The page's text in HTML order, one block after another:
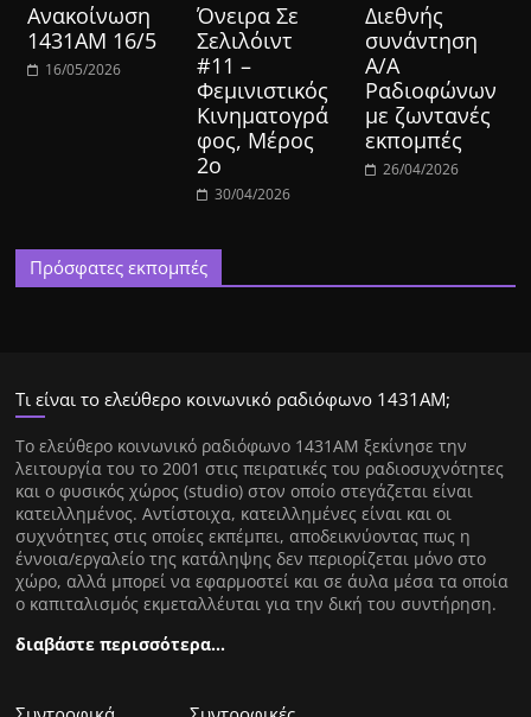
Ανακοίνωση
1431ΑΜ 16/5
16/05/2026
Όνειρα Σε
Σελιλόιντ
#11 –
Φεμινιστικός
Κινηματογρά
φος, Μέρος
2ο
30/04/2026
Διεθνής
συνάντηση
Α/Α
Ραδιοφώνων
με ζωντανές
εκπομπές
26/04/2026
Πρόσφατες εκπομπές
Τι είναι το ελεύθερο κοινωνικό ραδιόφωνο 1431ΑΜ;
Tο ελεύθερο κοινωνικό ραδιόφωνο 1431AM ξεκίνησε την
λειτουργία του το 2001 στις πειρατικές του ραδιοσυχνότητες
και ο φυσικός χώρος (studio) στον οποίο στεγάζεται είναι
κατειλλημένος. Αντίστοιχα, κατειλλημένες είναι και οι
συχνότητες στις οποίες εκπέμπει, αποδεικνύοντας πως η
έννοια/εργαλείο της κατάληψης δεν περιορίζεται μόνο στο
χώρο, αλλά μπορεί να εφαρμοστεί και σε άυλα μέσα τα οποία
ο καπιταλισμός εκμεταλλέυται για την δική του συντήρηση.
διαβάστε περισσότερα…